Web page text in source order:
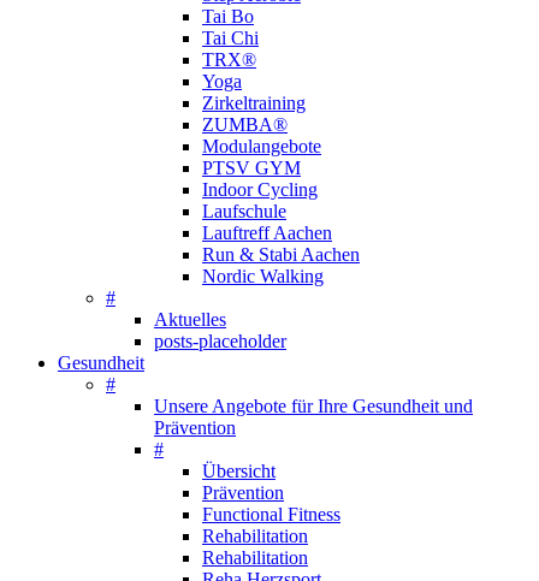
Tai Bo
Tai Chi
TRX®
Yoga
Zirkeltraining
ZUMBA®
Modulangebote
PTSV GYM
Indoor Cycling
Laufschule
Lauftreff Aachen
Run & Stabi Aachen
Nordic Walking
#
Aktuelles
posts-placeholder
Gesundheit
#
Unsere Angebote für Ihre Gesundheit und
Prävention
#
Übersicht
Prävention
Functional Fitness
Rehabilitation
Rehabilitation